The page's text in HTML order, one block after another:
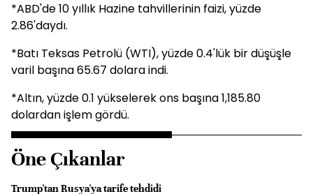
*ABD'de 10 yıllık Hazine tahvillerinin faizi, yüzde
2.86'daydı.
*Batı Teksas Petrolü (WTI), yüzde 0.4'lük bir düşüşle
varil başına 65.67 dolara indi.
*Altın, yüzde 0.1 yükselerek ons başına 1,185.80
dolardan işlem gördü.
Öne Çıkanlar
Trump'tan Rusya'ya tarife tehdidi